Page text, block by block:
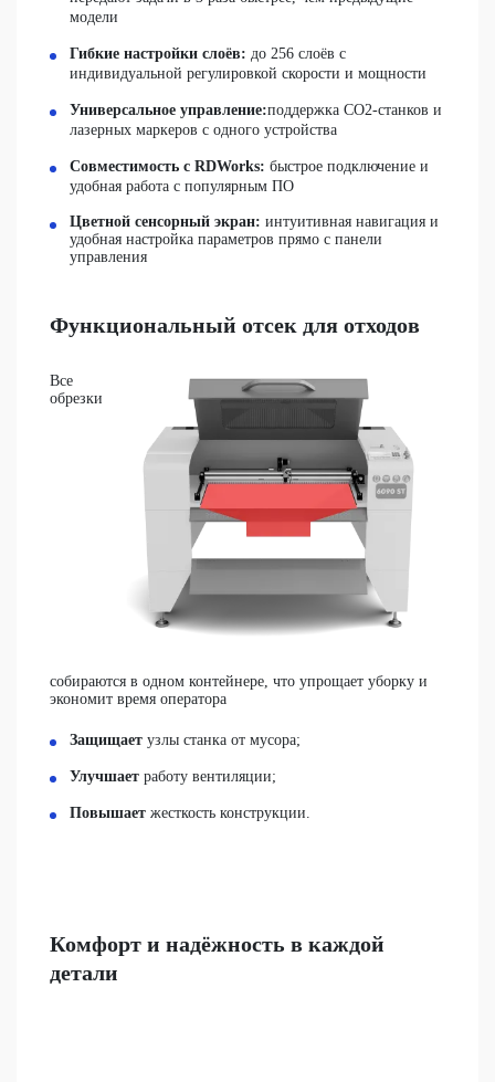
модели
Гибкие настройки слоёв: до 256 слоёв с
индивидуальной регулировкой скорости и мощности
Универсальное управление:поддержка CO2-станков и
лазерных маркеров с одного устройства
Совместимость с RDWorks: быстрое подключение и
удобная работа с популярным ПО
Цветной сенсорный экран: интуитивная навигация и
удобная настройка параметров прямо с панели
управления
Функциональный отсек для отходов
Все
обрезки
собираются в одном контейнере, что упрощает уборку и
экономит время оператора
Защищает узлы станка от мусора;
Улучшает работу вентиляции;
Повышает жесткость конструкции.
Комфорт и надёжность в каждой
детали